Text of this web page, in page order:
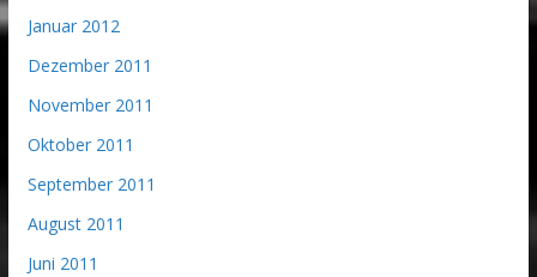
Januar 2012
Dezember 2011
November 2011
Oktober 2011
September 2011
August 2011
Juni 2011